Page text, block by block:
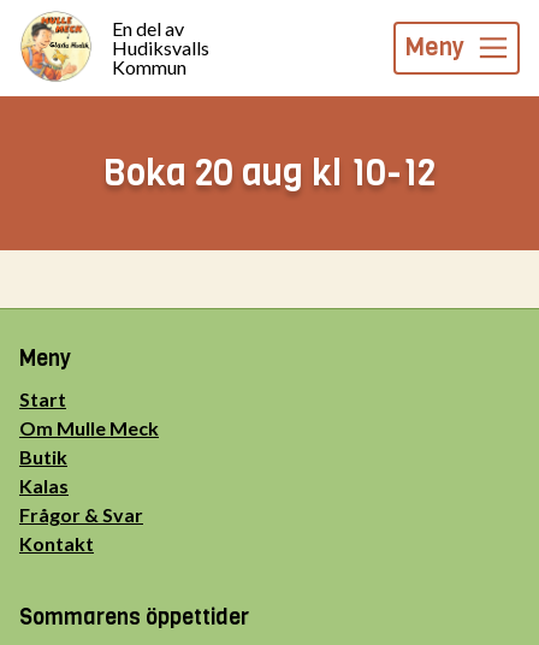
En del av
Hudiksvalls
Kommun
Meny
Boka 20 aug kl 10-12
Meny
Start
Om Mulle Meck
Butik
Kalas
Frågor & Svar
Kontakt
Sommarens öppettider